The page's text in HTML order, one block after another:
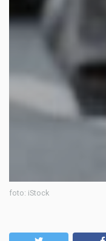
foto: iStock